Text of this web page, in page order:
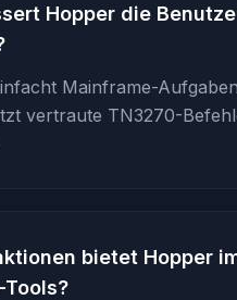
Hopper die
Mainframe-
vertraute TN3270-
bietet Hopper